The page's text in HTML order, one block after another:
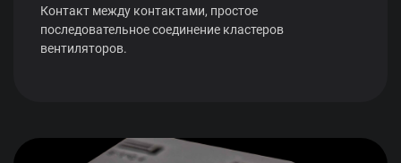
Контакт между контактами, простое
последовательное соединение кластеров
вентиляторов.